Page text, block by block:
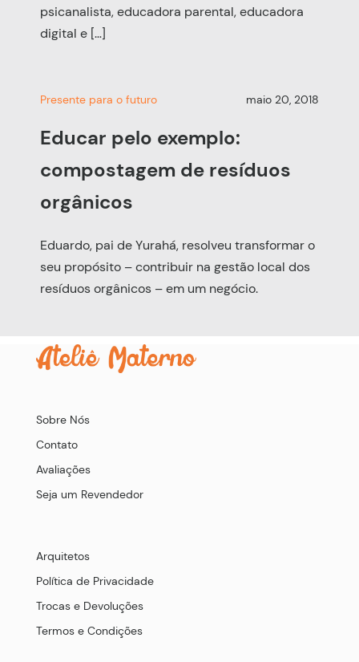
psicanalista, educadora parental, educadora
digital e […]
Presente para o futuro maio 20, 2018
Educar pelo exemplo:
compostagem de resíduos
orgânicos
Eduardo, pai de Yurahá, resolveu transformar o
seu propósito – contribuir na gestão local dos
resíduos orgânicos – em um negócio.
Sobre Nós
Contato
Avaliações
Seja um Revendedor
Arquitetos
Política de Privacidade
Trocas e Devoluções
Termos e Condições